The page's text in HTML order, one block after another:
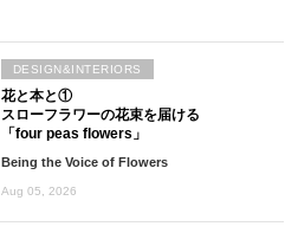
花と本と①
スローフラワーの花束を届ける
「four peas flowers」
Being the Voice of Flowers
Aug 05, 2026
DESIGN&INTERIORS